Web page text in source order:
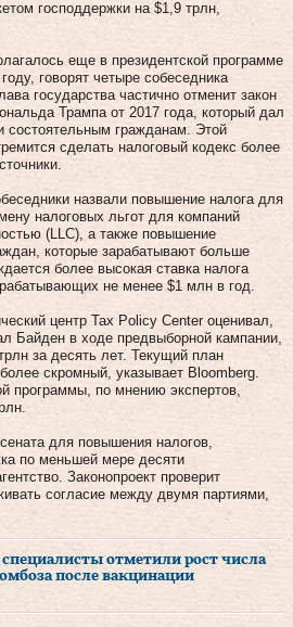
господдержки на $1,9 трлн,
еще в президентской программе
говорят четыре собеседника
государства частично отменит закон
Трампа от 2017 года, который дал
состоятельным гражданам. Этой
сделать налоговый кодекс более
назвали повышение налога для
налоговых льгот для компаний
(LLC), а также повышение
которые зарабатывают больше
более высокая ставка налога
не менее $1 млн в год.
центр Tax Policy Center оценивал,
Байден в ходе предвыборной кампании,
за десять лет. Текущий план
скромный, указывает Bloomberg.
программы, по мнению экспертов,
для повышения налогов,
по меньшей мере десяти
Законопроект проверит
согласие между двумя партиями,
отметили рост числа
после вакцинации